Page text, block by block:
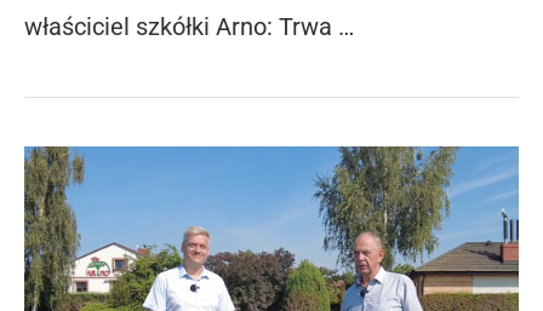
właściciel szkółki Arno: Trwa …